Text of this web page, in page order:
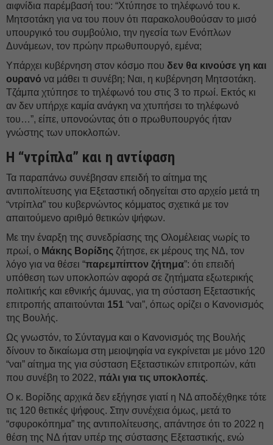
αιφνίδια παρέμβασή του: “Χτύπησε το τηλέφωνό του κ.
Μητσοτάκη για να του πουν ότι παρακολουθούσαν το μισό
υπουργικό του συμβούλιο, την ηγεσία των Ενόπλων
Δυνάμεων, τον πρώην πρωθυπουργό, εμένα;
Υπάρχει κυβέρνηση στον κόσμο που δεν θα κινούσε γη και
ουρανό να μάθει τι συνέβη; Ναι, η κυβέρνηση Μητσοτάκη.
Τζάμπα χτύπησε το τηλέφωνό του στις 3 το πρωί. Εκτός κι
αν δεν υπήρχε καμία ανάγκη να χτυπήσει το τηλέφωνό
του…”, είπε, υπονοώντας ότι ο πρωθυπουργός ήταν
γνώστης των υποκλοπών.
Η “ντρίπλα” και η αντίφαση
Τα παραπάνω συνέβησαν επειδή το αίτημα της
αντιπολίτευσης για Εξεταστική οδηγείται στο αρχείο μετά τη
“ντρίπλα” του κυβερνώντος κόμματος σχετικά με τον
απαιτούμενο αριθμό θετικών ψήφων.
Με την έναρξη της συνεδρίασης της Ολομέλειας νωρίς το
πρωί, ο Μάκης Βορίδης ζήτησε, εκ μέρους της ΝΔ, τον
λόγο για να θέσει “παρεμπίπτον ζήτημα”: ότι επειδή
υπόθεση των υποκλοπών αφορά σε ζητήματα εξωτερικής
πολιτικής και εθνικής άμυνας, για τη σύσταση Εξεταστικής
επιτροπής απαιτούνται 151 “ναι”, όπως ορίζει ο Κανονισμός
της Βουλής.
Ως γνωστόν, το Σύνταγμα και ο Κανονισμός της Βουλής
δίνουν το δικαίωμα στη μειοψηφία να εγκρίνεται με μόνο 120
“ναι” αίτημα της για σύσταση Εξεταστικών επιτροπών, κάτι
που συνέβη το 2022, πάλι για τις υποκλοπές.
Ο κ. Βορίδης αρχικά δεν εξήγησε γιατί η ΝΔ αποδέχθηκε τότε
τις 120 θετικές ψήφους. Στην συνέχεια όμως, μετά το
“σφυροκόπημα” της αντιπολίτευσης, απάντησε ότι το 2022 η
θέση της ΝΔ ήταν υπέρ της σύστασης Εξεταστικής, ενώ